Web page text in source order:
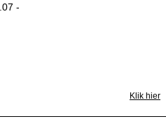
-
Klik hier